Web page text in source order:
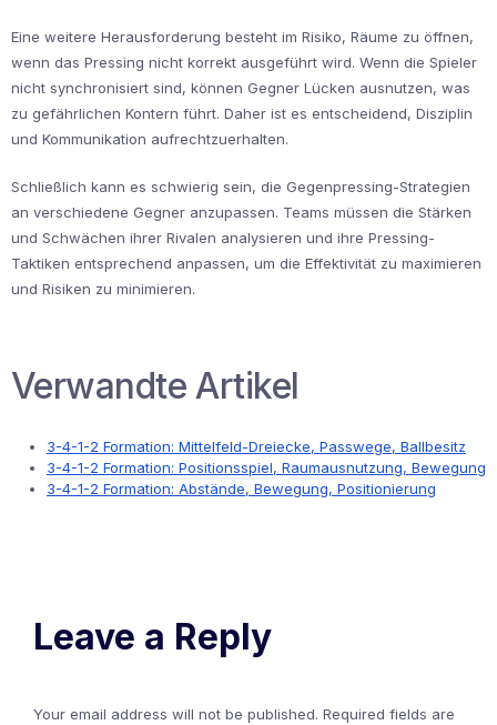
Eine weitere Herausforderung besteht im Risiko, Räume zu öffnen,
wenn das Pressing nicht korrekt ausgeführt wird. Wenn die Spieler
nicht synchronisiert sind, können Gegner Lücken ausnutzen, was
zu gefährlichen Kontern führt. Daher ist es entscheidend, Disziplin
und Kommunikation aufrechtzuerhalten.
Schließlich kann es schwierig sein, die Gegenpressing-Strategien
an verschiedene Gegner anzupassen. Teams müssen die Stärken
und Schwächen ihrer Rivalen analysieren und ihre Pressing-
Taktiken entsprechend anpassen, um die Effektivität zu maximieren
und Risiken zu minimieren.
Verwandte Artikel
3-4-1-2 Formation: Mittelfeld-Dreiecke, Passwege, Ballbesitz
3-4-1-2 Formation: Positionsspiel, Raumausnutzung, Bewegung
3-4-1-2 Formation: Abstände, Bewegung, Positionierung
Leave a Reply
Your email address will not be published. Required fields are